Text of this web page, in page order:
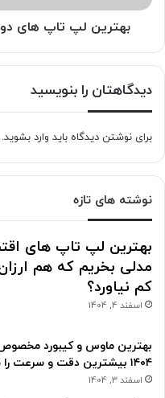
شو)
بهترین لپ تاپ های دو
دیدگاهتان را بنویسید
برای نوشتن دیدگاه باید وارد بشوید.
نوشته های تازه
بهترین لپ تاپ های
مدلی بخریم که هم
کم نیاورد؟
اسفند 4, 1404
بهترین ماوس و کیبورد مخصوص
۱۴۰۴ بیشترین دقت و سرعت را می دهند؟
اسفند 3, 1404